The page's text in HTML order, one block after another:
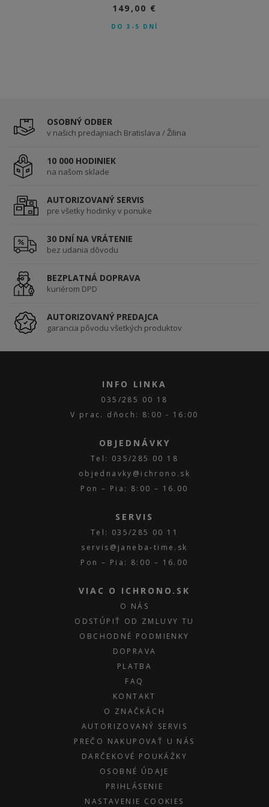
149,00 €
DO 3-5 DNÍ
149,00 €
DO 3-5 DNÍ
OSOBNÝ ODBER
v našich predajniach Bratislava / Žilina
10 000 HODINIEK
na našom sklade
AUTORIZOVANÝ SERVIS
pre všetky hodinky v ponuke
30 DNÍ NA VRÁTENIE
bez udania dôvodu
BEZPLATNÁ DOPRAVA
kuriérom DPD
AUTORIZOVANÝ PREDAJCA
garancia pôvodu všetkých produktov
INFO LINKA
035/285 00 18
V prac. dňoch: 8:00 - 16:00
OBJEDNÁVKY
Tel: 035/285 00 18
objednavky@ichrono.sk
Pon – Pia: 8:00 – 16.00
SERVIS
Tel: 035/285 00 11
servis@janeba-time.sk
Pon – Pia: 8:00 – 16.00
VIAC O ICHRONO.SK
O NÁS
ODSTÚPIŤ OD ZMLUVY TU
OBCHODNÉ PODMIENKY
DOPRAVA
PLATBA
FAQ
KONTAKT
O ZNAČKÁCH
AUTORIZOVANÝ SERVIS
PREČO NAKUPOVAŤ U NÁS
DARČEKOVÉ POUKÁŽKY
OSOBNÉ ÚDAJE
PRIHLÁSENIE
NASTAVENIE COOKIES